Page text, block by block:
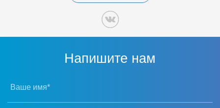
Напишите нам
Ваше имя*